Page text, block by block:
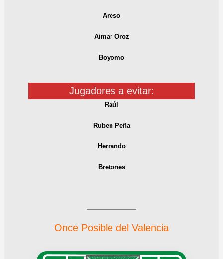
Areso
Aimar Oroz
Boyomo
Jugadores a evitar:
Raúl
Ruben Peña
Herrando
Bretones
Once Posible del Valencia